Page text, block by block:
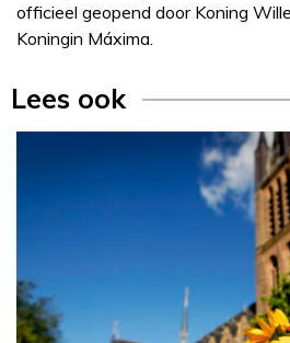
officieel geopend door Koning
Koningin Máxima.
Lees ook